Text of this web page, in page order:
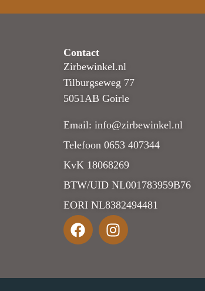
Contact
Zirbewinkel.nl
Tilburgseweg 77
5051AB Goirle
Email: info@zirbewinkel.nl
Telefoon 0653 407344
KvK 18068269
BTW/UID NL001783959B76
EORI NL8382494481